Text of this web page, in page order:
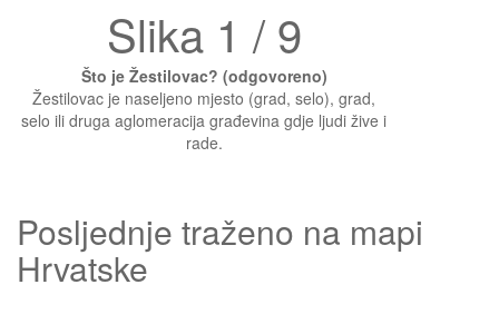
Slika 1 / 9
Što je Žestilovac? (odgovoreno)
Žestilovac je naseljeno mjesto (grad, selo), grad,
selo ili druga aglomeracija građevina gdje ljudi žive i
rade.
Posljednje traženo na mapi
Hrvatske